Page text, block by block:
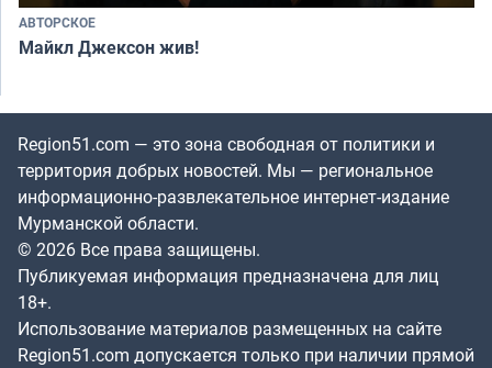
АВТОРСКОЕ
Майкл Джексон жив!
Region51.com — это зона свободная от политики и
территория добрых новостей. Мы — региональное
информационно-развлекательное интернет-издание
Мурманской области.
© 2026 Все права защищены.
Публикуемая информация предназначена для лиц
18+.
Использование материалов размещенных на сайте
Region51.com допускается только при наличии прямой